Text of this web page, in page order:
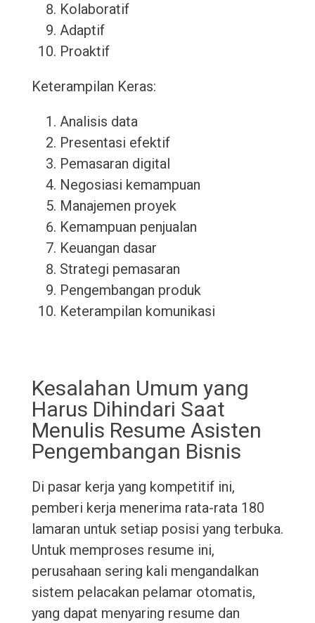
Kolaboratif
Adaptif
Proaktif
Keterampilan Keras:
Analisis data
Presentasi efektif
Pemasaran digital
Negosiasi kemampuan
Manajemen proyek
Kemampuan penjualan
Keuangan dasar
Strategi pemasaran
Pengembangan produk
Keterampilan komunikasi
Kesalahan Umum yang
Harus Dihindari Saat
Menulis Resume Asisten
Pengembangan Bisnis
Di pasar kerja yang kompetitif ini,
pemberi kerja menerima rata-rata 180
lamaran untuk setiap posisi yang terbuka.
Untuk memproses resume ini,
perusahaan sering kali mengandalkan
sistem pelacakan pelamar otomatis,
yang dapat menyaring resume dan